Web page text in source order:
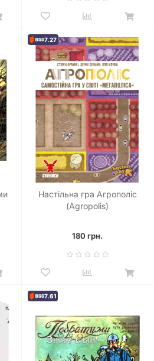
7.27
Настільна гра Агрополіс
(Agropolis)
180 грн.
7.61